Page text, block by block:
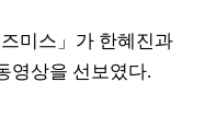
미스」가 한혜진과
영상을 선보였다.